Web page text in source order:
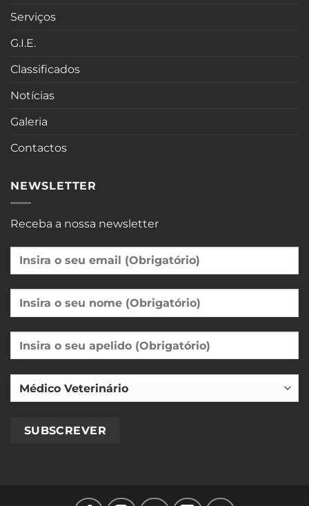
Serviços
G.I.E.
Classificados
Notícias
Galeria
Contactos
NEWSLETTER
Receba a nossa newsletter